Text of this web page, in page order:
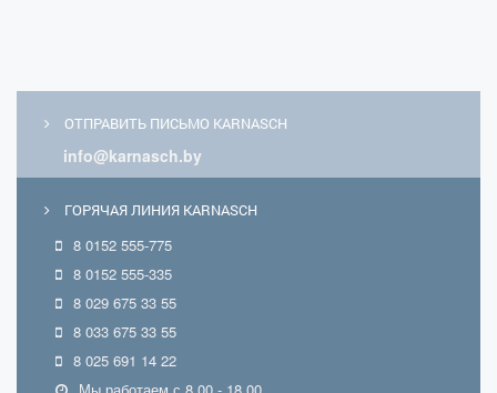
ОТПРАВИТЬ ПИСЬМО KARNASCH
info@karnasch.by
ГОРЯЧАЯ ЛИНИЯ KARNASCH
8 0152 555-775
8 0152 555-335
8 029 675 33 55
8 033 675 33 55
8 025 691 14 22